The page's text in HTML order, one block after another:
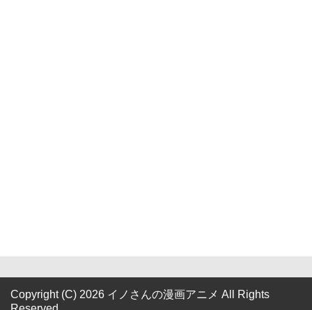
Copyright (C) 2026 イノさんの漫画アニメ All Rights